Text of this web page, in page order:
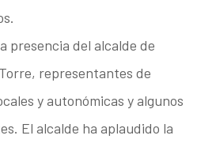
presencia del alcalde de
representantes de
y autonómicas y algunos
El alcalde ha aplaudido la